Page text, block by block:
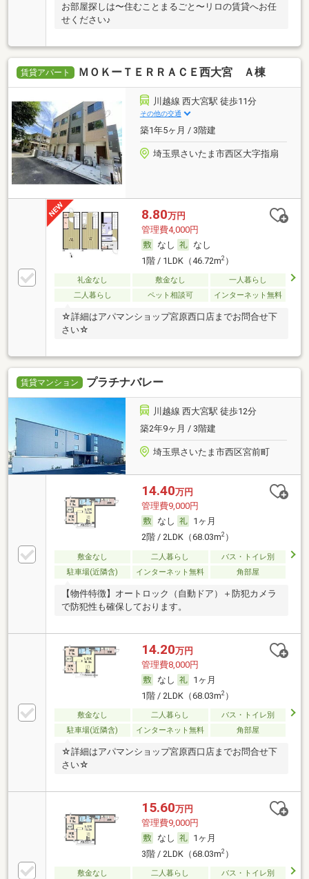
お部屋探しは〜住むことまるごと〜リロの賃貸へお任
せください♪
賃貸アパート ＭＯＫーＴＥＲＲＡＣＥ西大宮 Ａ棟
川越線 西大宮駅 徒歩11分
その他の交通
築1年5ヶ月 / 3階建
埼玉県さいたま市西区大字指扇
8.80万円
管理費4,000円
なし
なし
1階 / 1LDK（46.72m2）
礼金なし 敷金なし
一人暮らし
二人暮らし
ペット相談可 インターネット無料
☆詳細はアパマンショップ宮原西口店までお問合せ下
さい☆
賃貸マンション プラチナバレー
川越線 西大宮駅 徒歩12分
築2年9ヶ月 / 3階建
埼玉県さいたま市西区宮前町
14.40万円
管理費9,000円
なし
1ヶ月
2階 / 2LDK（68.03m2）
敷金なし 二人暮らし
バス・トイレ別
駐車場(近隣含)
インターネット無料 角部屋
【物件特徴】オートロック（自動ドア）＋防犯カメラ
で防犯性も確保しております。
14.20万円
管理費8,000円
なし
1ヶ月
1階 / 2LDK（68.03m2）
敷金なし 二人暮らし
バス・トイレ別
駐車場(近隣含)
インターネット無料 角部屋
☆詳細はアパマンショップ宮原西口店までお問合せ下
さい☆
15.60万円
管理費9,000円
なし
1ヶ月
3階 / 2LDK（68.03m2）
敷金なし 二人暮らし
バス・トイレ別